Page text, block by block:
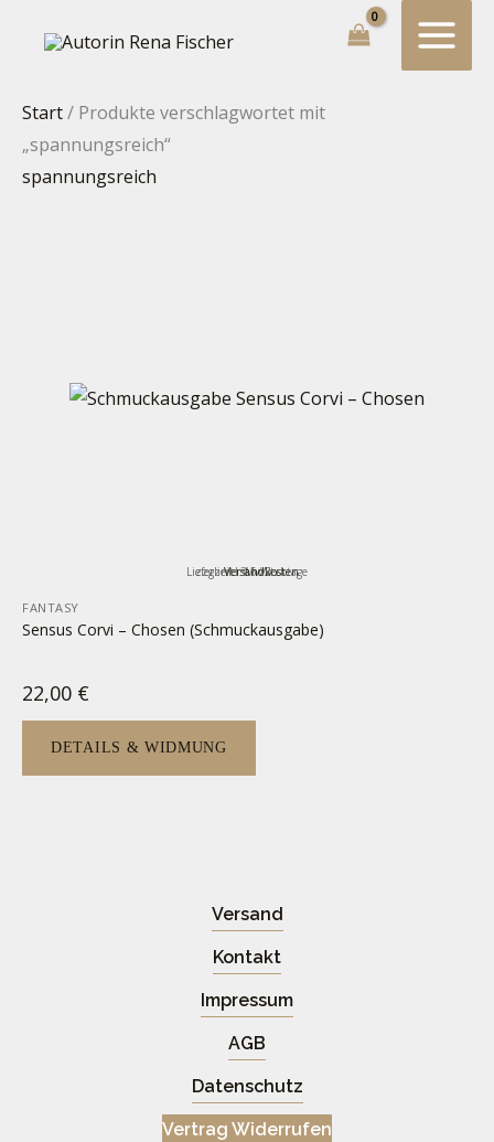
Inhalt
Start/ Produkte verschlagwortet mit
„spannungsreich“
spannungsreich
inkl. MwSt.
zzgl.Versandkosten
Lieferzeit:3-5 Werktage
FANTASY
Sensus Corvi – Chosen (Schmuckausgabe)
22,00 €
DETAILS & WIDMUNG
Versand
Kontakt
Impressum
AGB
Datenschutz
Vertrag Widerrufen